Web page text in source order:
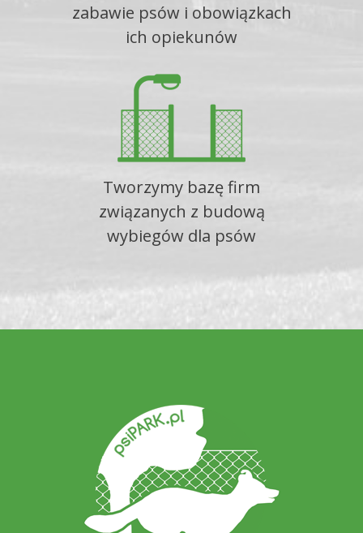
zabawie psów i obowiązkach
ich opiekunów
Tworzymy bazę firm
związanych z budową
wybiegów dla psów